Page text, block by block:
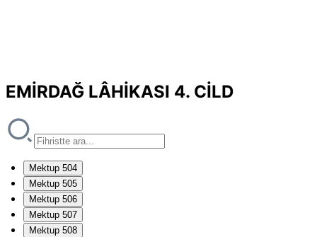
EMİRDAĞ LÂHİKASI 4. CİLD
Mektup 504
Mektup 505
Mektup 506
Mektup 507
Mektup 508